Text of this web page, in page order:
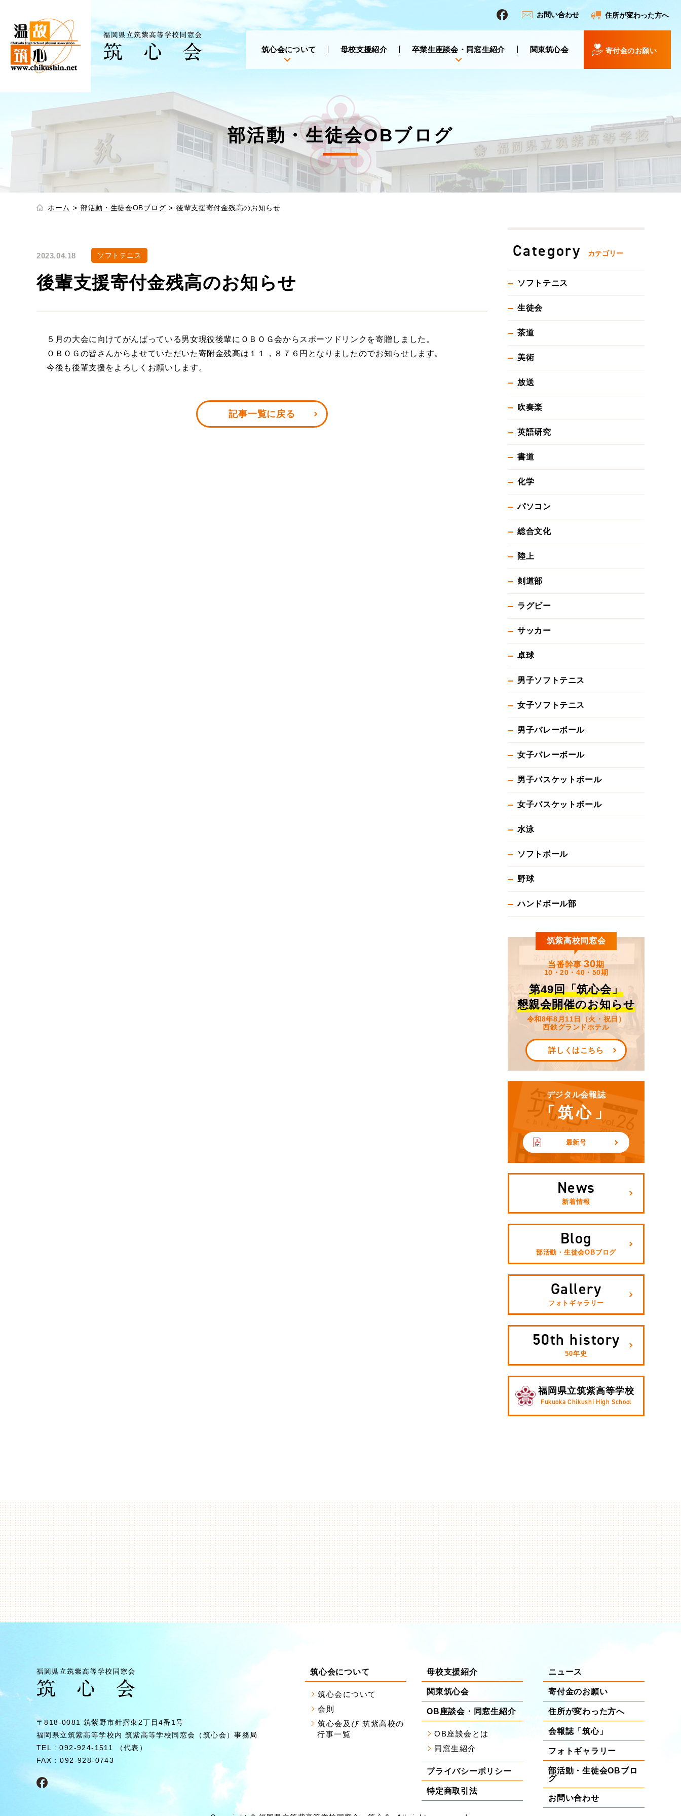
お問い合わせ 住所が変わった方へ
筑心会について 母校支援紹介 卒業生座談会・同窓生紹介 関東筑心会 寄付金のお願い
部活動・生徒会OBブログ
ホーム 部活動・生徒会OBブログ 後輩支援寄付金残高のお知らせ
2023.04.18 ソフトテニス
後輩支援寄付金残高のお知らせ
５月の大会に向けてがんばっている男女現役後輩にＯＢＯＧ会からスポーツドリンクを寄贈しました。
ＯＢＯＧの皆さんからよせていただいた寄附金残高は１１，８７６円となりましたのでお知らせします。
今後も後輩支援をよろしくお願いします。
記事一覧に戻る
Category カテゴリー
ソフトテニス
生徒会
茶道
美術
放送
吹奏楽
英語研究
書道
化学
パソコン
総合文化
陸上
剣道部
ラグビー
サッカー
卓球
男子ソフトテニス
女子ソフトテニス
男子バレーボール
女子バレーボール
男子バスケットボール
女子バスケットボール
水泳
ソフトボール
野球
ハンドボール部
筑紫高校同窓会
当番幹事30期
10・20・40・50期
第49回「筑心会」
懇親会開催のお知らせ
令和8年8月11日（火・祝日）
西鉄グランドホテル
詳しくはこちら
デジタル会報誌
「筑心」
最新号
News
新着情報
Blog
部活動・生徒会OBブログ
Gallery
フォトギャラリー
50th history
50年史
福岡県立筑紫高等学校
Fukuoka Chikushi High School
〒818-0081 筑紫野市針摺東2丁⽬4番1号
福岡県⽴筑紫⾼等学校内 筑紫⾼等学校同窓会（筑⼼会）事務局
TEL : 092-924-1511 （代表）
FAX : 092-928-0743
筑心会について
筑心会について
会則
筑心会及び 筑紫高校の
行事一覧
母校支援紹介
関東筑心会
OB座談会・同窓生紹介
OB座談会とは
同窓生紹介
プライバシーポリシー
特定商取引法
ニュース
寄付金のお願い
住所が変わった方へ
会報誌「筑心」
フォトギャラリー
部活動・生徒会OBブロ
グ
お問い合わせ